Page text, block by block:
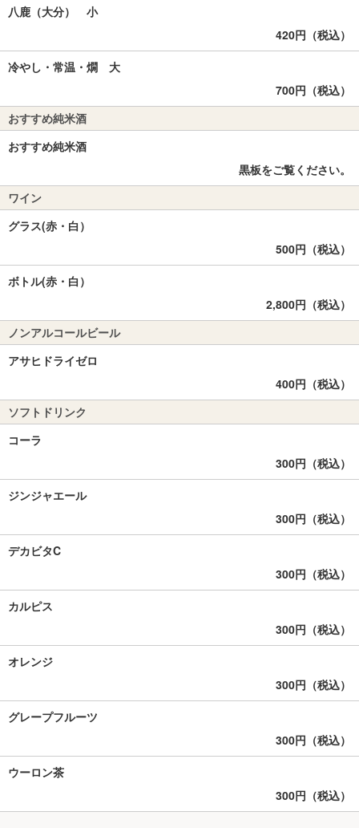
八鹿（大分） 小
420円（税込）
冷やし・常温・燗 大
700円（税込）
おすすめ純米酒
おすすめ純米酒
黒板をご覧ください。
ワイン
グラス(赤・白）
500円（税込）
ボトル(赤・白）
2,800円（税込）
ノンアルコールビール
アサヒドライゼロ
400円（税込）
ソフトドリンク
コーラ
300円（税込）
ジンジャエール
300円（税込）
デカビタC
300円（税込）
カルピス
300円（税込）
オレンジ
300円（税込）
グレープフルーツ
300円（税込）
ウーロン茶
300円（税込）